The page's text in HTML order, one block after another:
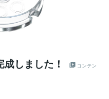
しました！
コンテン